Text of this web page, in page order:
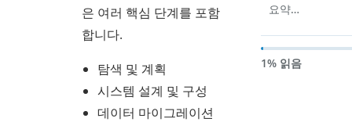
은 여러 핵심 단계를 포함
합니다.
탐색 및 계획
시스템 설계 및 구성
데이터 마이그레이션
요약…
1% 읽음